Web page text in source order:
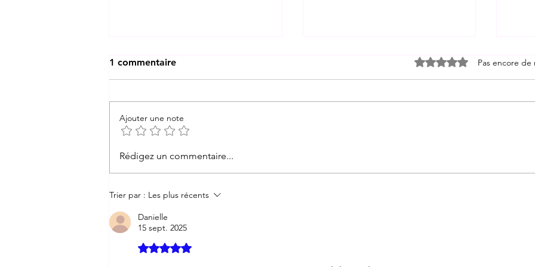
Abracadabra : un spectacle
1 commentaire Noté 0 étoile sur 5.Pas encore de
Ajouter une note
Rédigez un commentaire...
Trier par : Les plus récents
Danielle
15 sept. 2025
Noté 5 étoiles sur 5.